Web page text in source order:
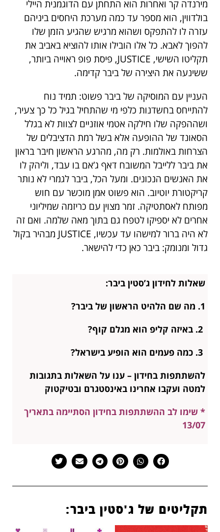
מירנדה קר ואחרות הוא התחתן עם הדוגמנית היילי
בולדווין, הוא מספר עד כמה מערכת היחסים ביניהם
עזרה לו להתפקס ושהוא מרגיש שהגיע הזמן שלו
להפוך לאבא. כל אלו הובילו אותו להוציא באביב את
תקליטו השישי, JUSTICE, פיסת פופ ראוייה ביותר,
ששינעה את היצירה של ביבר קדימה.
העניין עם המוסיקה של ביבר פשוט: תמיד נוח
להתייחס בחשדנות כלפי מי שהתחיל בגיל כל כך צעיר,
ושההפקה שלו חילקה אטמי אוזניים לצוות לא בגלל
הסאונד של ההופעה אלא בשל רמת הדציבלים של
הצרחות באולמות. רק מה, מהרגע הראשון חיבר בראון
את ביבר ללייבל המשובח דאף ג’אם בו עבד, וליהק לו
את האנשים הנכונים. ומעל הכל, ביבר לגמרי לא נותר
קריקטורת יוטיוב. הוא פשוט אמן מוכשר עם חוש
מפותח לאסתטיקה. זמר מצוין עם כריזמה שמיליוני
אחרים לא יספיקו לטפח גם בתוך מאה שלמה. ואם זה
לא היה ברור למישהו עד עכשיו, JUSTICE מבהיר בקול
גדול ומנומק: ביבר כאן כדי להישאר.
שאלות לחידון ג’סטין ביבר:
1. מה שם הלהיט הראשון של ביבר?
להשתתפות בחידון – ענו על השאלות בתגובות
למטה ועקבו אחרינו באינסטגרם ובטיקטוק
* שימו לב ההשתתפות בחידון הסתיימה בתאריך
13/07
תקליטים של ג'סטין ביבר: